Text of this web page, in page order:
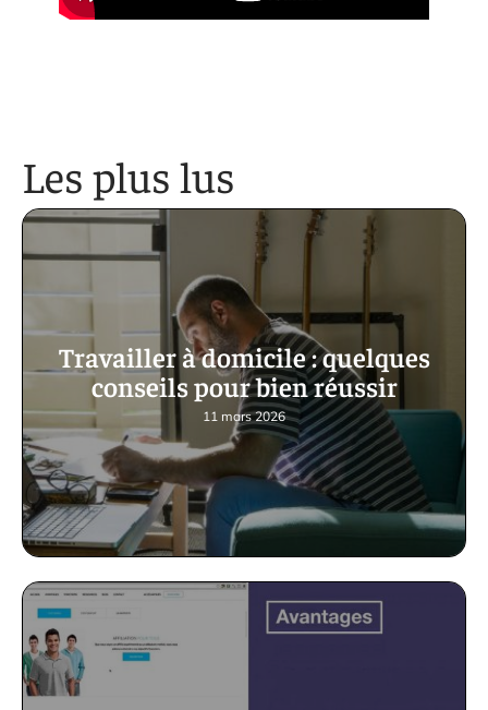
Les plus lus
Travailler à domicile : quelques
conseils pour bien réussir
11 mars 2026